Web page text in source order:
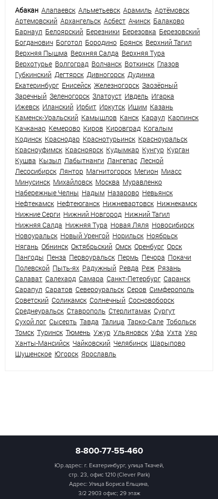
Абакан Алапаевск Альметьевск Арамиль Артёмовск
Артемовский Архангельск Асбест Ачинск Балаково
Барнаул Белоярский Березники Березовка Березовский
Богданович Боготол Бородино Брянск Верхний Тагил
Верхняя Пышма Верхняя Салда Верхняя Тура
Верхотурье Волгоград Волчанск Воткинск Глазов
Губкинский Дегтярск Дивногорск Дудинка
Екатеринбург Енисейск Железногорск Заозёрный
Заречный Зеленогорск Златоуст Ивдель Игарка
Ижевск Иланский Ирбит Иркутск Ишим Казань
Каменск-Уральский Камышлов Канск Караул Карпинск
Качканар Кемерово Киров Кировград Когалым
Кодинск Краснодар Краснотурьинск Красноуральск
Красноуфимск Красноярск Кудымкар Кунгур Курган
Кушва Кызыл Лабытнанги Лангепас Лесной
Лесосибирск Лянтор Магнитогорск Мегион Миасс
Минусинск Михайловск Москва Муравленко
Набережные Челны Надым Назарово Невьянск
Нефтекамск Нефтеюганск Нижневартовск Нижнекамск
Нижние Серги Нижний Новгород Нижний Тагил
Нижняя Салда Нижняя Тура Новая Ляля Новосибирск
Новоуральск Новый Уренгой Норильск Ноябрьск
Нягань Обнинск Октябрьский Омск Оренбург Орск
Пангоды Пенза Первоуральск Пермь Печора Покачи
Полевской Пыть-ях Радужный Ревда Реж Рязань
Салават Салехард Самара Санкт-Петербург Саранск
Сарапул Саратов Североуральск Серов Симферополь
Советский Соликамск Солнечный Сосновоборск
Среднеуральск Ставрополь Стерлитамак Сургут
Сухой лог Сысерть Тавда Талица Тарко-Сале Тобольск
Томск Туринск Тюмень Ужур Ульяновск Уфа Ухта Уяр
Ханты-Мансийск Чайковский Челябинск Шарыпово
Шушенское Югорск Ярославль
8-800-77-55-460
Юр.адрес: г. Екатеринбург, улица Ткачей,
стр. 23, офис 1210 (Clever Park)
Адрес: Улица Бориса Ельцина,
3/2 2903 офис; 29 этаж